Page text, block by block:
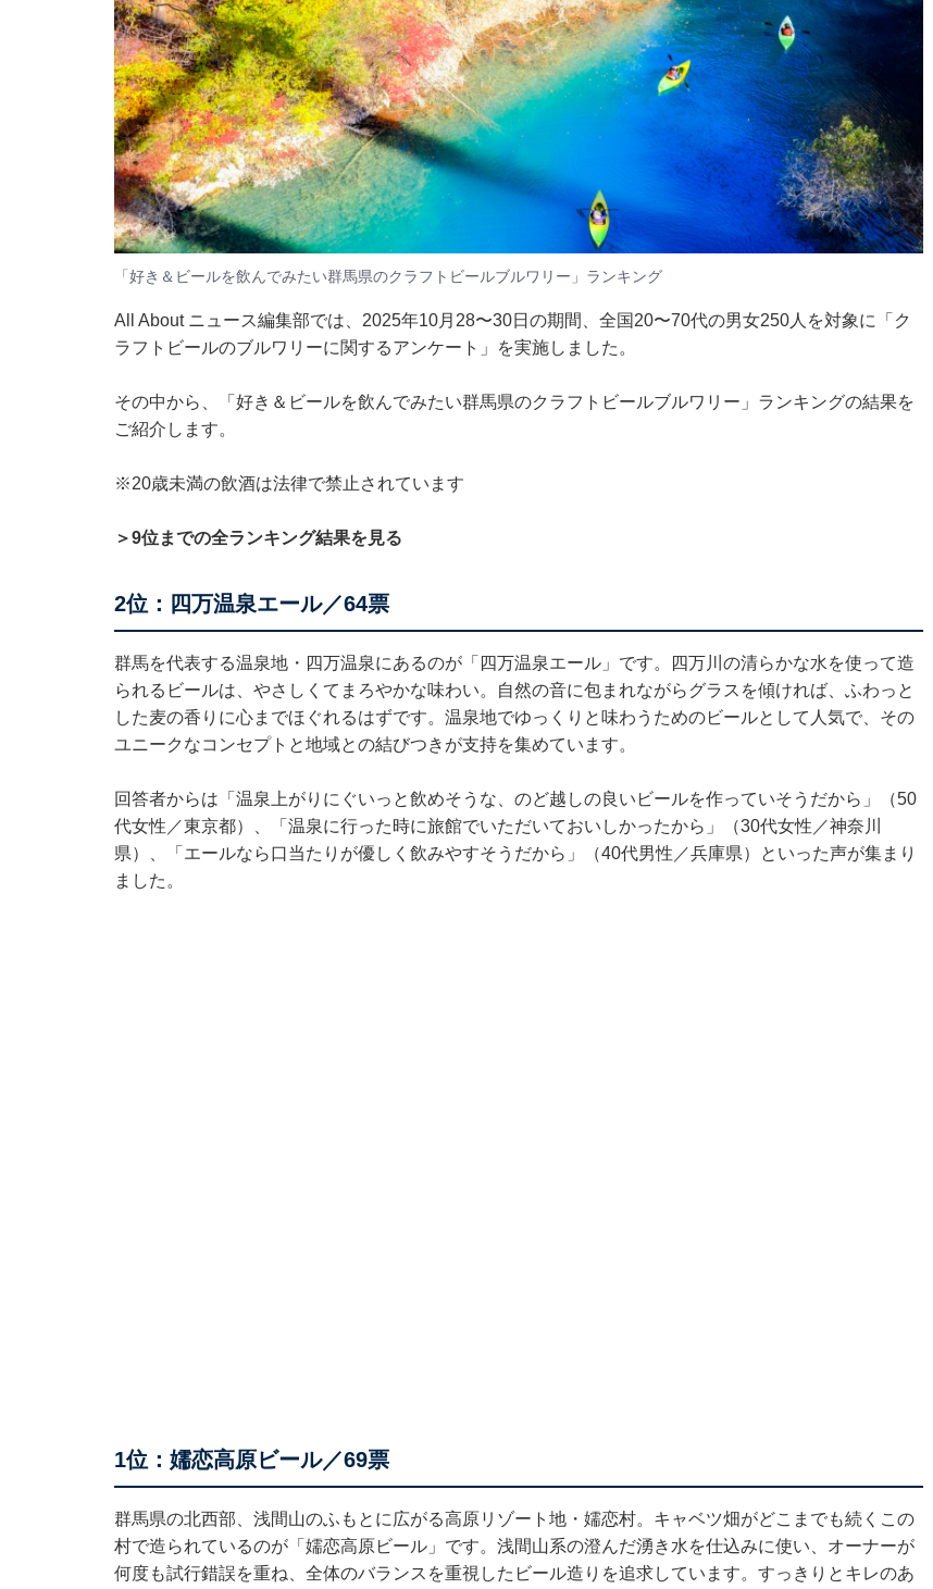
「好き＆ビールを飲んでみたい群馬県のクラフトビールブルワリー」ランキング
All About ニュース編集部では、2025年10月28〜30日の期間、全国20〜70代の男女250人を対象に「ク
ラフトビールのブルワリーに関するアンケート」を実施しました。
その中から、「好き＆ビールを飲んでみたい群馬県のクラフトビールブルワリー」ランキングの結果を
ご紹介します。
※20歳未満の飲酒は法律で禁止されています
＞9位までの全ランキング結果を見る
2位：四万温泉エール／64票
群馬を代表する温泉地・四万温泉にあるのが「四万温泉エール」です。四万川の清らかな水を使って造
られるビールは、やさしくてまろやかな味わい。自然の音に包まれながらグラスを傾ければ、ふわっと
した麦の香りに心までほぐれるはずです。温泉地でゆっくりと味わうためのビールとして人気で、その
ユニークなコンセプトと地域との結びつきが支持を集めています。
回答者からは「温泉上がりにぐいっと飲めそうな、のど越しの良いビールを作っていそうだから」（50
代女性／東京都）、「温泉に行った時に旅館でいただいておいしかったから」（30代女性／神奈川
県）、「エールなら口当たりが優しく飲みやすそうだから」（40代男性／兵庫県）といった声が集まり
ました。
1位：嬬恋高原ビール／69票
群馬県の北西部、浅間山のふもとに広がる高原リゾート地・嬬恋村。キャベツ畑がどこまでも続くこの
村で造られているのが「嬬恋高原ビール」です。浅間山系の澄んだ湧き水を仕込みに使い、オーナーが
何度も試行錯誤を重ね、全体のバランスを重視したビール造りを追求しています。すっきりとキレのあ